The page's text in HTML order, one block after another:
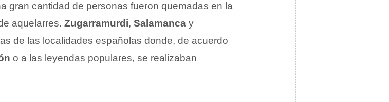
gran cantidad de personas fueron quemadas en la
aquelarres. Zugarramurdi, Salamanca y
de las localidades españolas donde, de acuerdo
o a las leyendas populares, se realizaban